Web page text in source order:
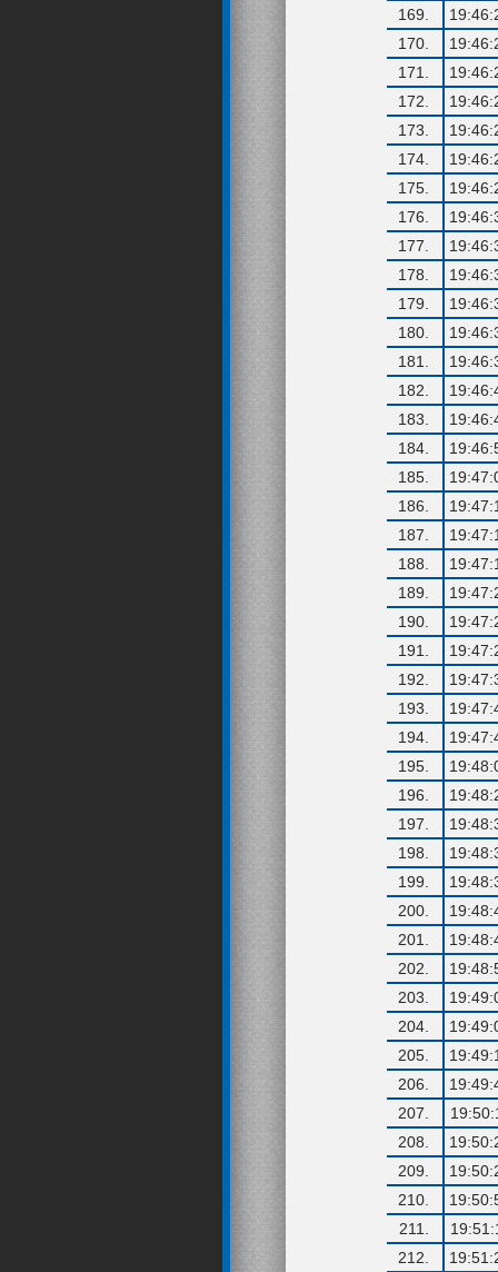
169.
170.
171.
172.
173.
174.
175.
176.
177.
178.
179.
180.
181.
182.
183.
184.
185.
186.
187.
188.
189.
190.
191.
192.
193.
194.
195.
196.
197.
198.
199.
200.
201.
202.
203.
204.
205.
206.
207.
208.
209.
210.
211.
212.